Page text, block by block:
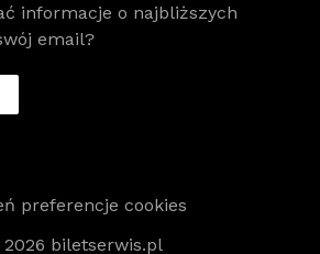
informacje o najbliższych
email?
biletserwis.pl
preferencje cookies